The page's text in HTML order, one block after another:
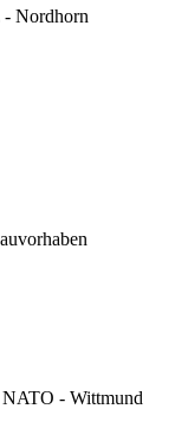
- Nordhorn
NATO - Wittmund